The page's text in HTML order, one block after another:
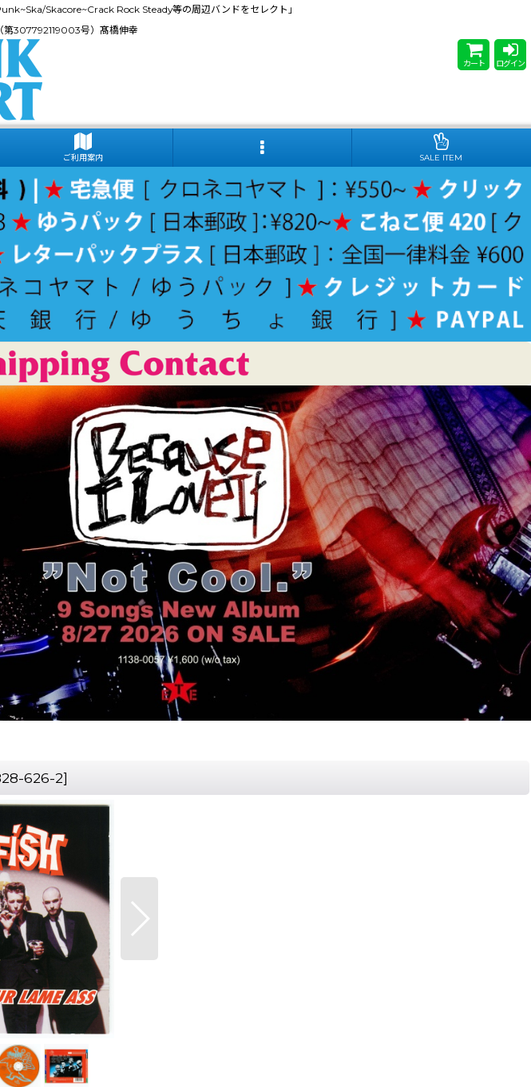
Skacore~Crack Rock Steady等の周辺バンドをセレクト」
第307792119003号）髙橋伸幸
カート ログイン
ご利用案内 SALE ITEM
626-2]